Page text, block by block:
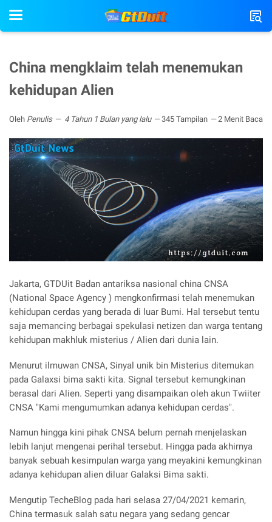
China mengklaim telah menemukan
kehidupan Alien
Oleh Penulis 4 Tahun 1 Bulan yang lalu 345 Tampilan 2 Menit Baca
Jakarta, GTDUit Badan antariksa nasional china CNSA
(National Space Agency ) mengkonfirmasi telah menemukan
kehidupan cerdas yang berada di luar Bumi. Hal tersebut tentu
saja memancing berbagai spekulasi netizen dan warga tentang
kehidupan makhluk misterius / Alien dari dunia lain.
Menurut ilmuwan CNSA, Sinyal unik bin Misterius ditemukan
pada Galaxsi bima sakti kita. Signal tersebut kemungkinan
berasal dari Alien. Seperti yang disampaikan oleh akun Twiiter
CNSA "Kami mengumumkan adanya kehidupan cerdas".
Namun hingga kini pihak CNSA belum pernah menjelaskan
lebih lanjut mengenai perihal tersebut. Hingga pada akhirnya
banyak sebuah kesimpulan warga yang meyakini kemungkinan
adanya kehidupan alien diluar Galaksi Bima sakti.
Mengutip TecheBlog pada hari selasa 27/04/2021 kemarin,
China termasuk salah satu negara yang sedang gencar